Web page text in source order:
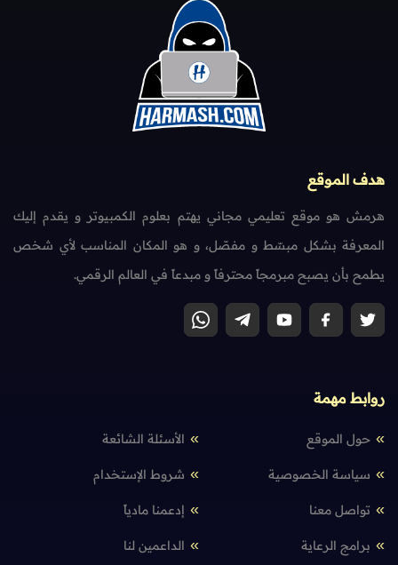
هدف الموقع
هرمش هو موقع تعليمي مجاني يهتم بعلوم الكمبيوتر و يقدم إليك
المعرفة بشكل مبسّط و مفصّل، و هو المكان المناسب لأي شخص
يطمح بأن يصبح مبرمجاً محترفاً و مبدعاً في العالم الرقمي.
روابط مهمة
حول الموقع الأسئلة الشائعة
سياسة الخصوصية شروط الإستخدام
تواصل معنا إدعمنا مادياً
برامج الرعاية الداعمين لنا